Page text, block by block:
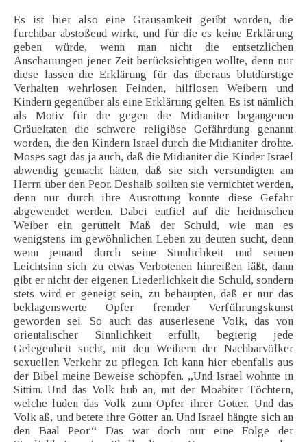
Es ist hier also eine Grausamkeit geübt worden, die
furchtbar abstoßend wirkt, und für die es keine Erklärung
geben würde, wenn man nicht die entsetzlichen
Anschauungen jener Zeit berücksichtigen wollte, denn nur
diese lassen die Erklärung für das überaus blutdürstige
Verhalten wehrlosen Feinden, hilflosen Weibern und
Kindern gegenüber als eine Erklärung gelten. Es ist nämlich
als Motiv für die gegen die Midianiter begangenen
Gräueltaten die schwere religiöse Gefährdung genannt
worden, die den Kindern Israel durch die Midianiter drohte.
Moses sagt das ja auch, daß die Midianiter die Kinder Israel
abwendig gemacht hätten, daß sie sich versündigten am
Herrn über den Peor. Deshalb sollten sie vernichtet werden,
denn nur durch ihre Ausrottung konnte diese Gefahr
abgewendet werden. Dabei entfiel auf die heidnischen
Weiber ein gerüttelt Maß der Schuld, wie man es
wenigstens im gewöhnlichen Leben zu deuten sucht, denn
wenn jemand durch seine Sinnlichkeit und seinen
Leichtsinn sich zu etwas Verbotenen hinreißen läßt, dann
gibt er nicht der eigenen Liederlichkeit die Schuld, sondern
stets wird er geneigt sein, zu behaupten, daß er nur das
beklagenswerte Opfer fremder Verführungskunst
geworden sei. So auch das auserlesene Volk, das von
orientalischer Sinnlichkeit erfüllt, begierig jede
Gelegenheit sucht, mit den Weibern der Nachbarvölker
sexuellen Verkehr zu pflegen. Ich kann hier ebenfalls aus
der Bibel meine Beweise schöpfen. „Und Israel wohnte in
Sittim. Und das Volk hub an, mit der Moabiter Töchtern,
welche luden das Volk zum Opfer ihrer Götter. Und das
Volk aß, und betete ihre Götter an. Und Israel hängte sich an
den Baal Peor.“ Das war doch nur eine Folge der